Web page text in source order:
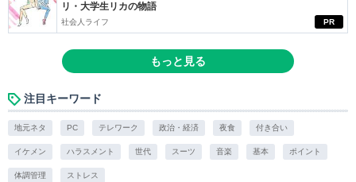
PR
リ・大学生リカの物語
社会人ライフ
もっと見る
注目キーワード
地元ネタ PC テレワーク 政治・経済 夜食 付き合い
イケメン ハラスメント 世代 スーツ 音楽 基本 ポイント
体調管理 ストレス